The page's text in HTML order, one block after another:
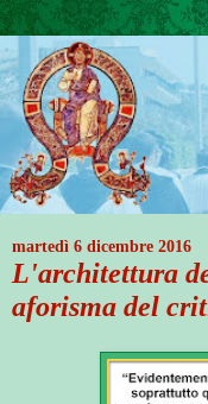
martedì 6 dicembre 2016
L'architettura
aforisma del